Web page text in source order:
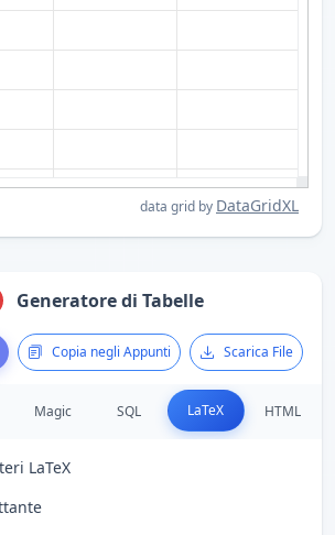
data grid by DataGridXL
Generatore di Tabelle
Copia negli Appunti Scarica File
Magic SQL LaTeX HTML
LaTeX